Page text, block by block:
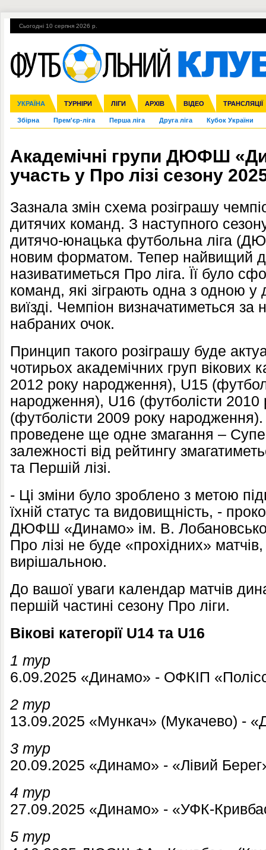
Сьогодні 10 серпня 2026 р.
УКРАЇНА ТУРНІРИ ЛІГИ АРХІВ ВІДЕО ТРАНСЛЯЦІЇ
Збірна Прем'єр-ліга Перша ліга Друга ліга Кубок України
Ліга чемпіонів Ліга Європи Міжнародні Ліга націй Ліга
Англія Іспанія Італія Німеччина Франція Інші
ЧС-2014 ЄВРО-2016 Росія Кубок конфедерацій ЧЄ-2015 (U-
Гарячі теми УПЛ, 2-й тур ВІЙНА УПЛ-ПЕРЕХОДИ
Академічні групи ДЮФШ
участь у Про лізі сезону
Зазнала змін схема розіграшу
дитячих команд. З наступного
дитячо-юнацька футбольна ліга
новим форматом. Тепер найвищий
називатиметься Про ліга. Її було
команд, які зіграють одна з одною
виїзді. Чемпіон визначатиметься за
набраних очок.
Принцип такого розіграшу буде
чотирьох академічних груп вікових
2012 року народження), U15
народження), U16 (футболісти
(футболісти 2009 року народження).
проведене ще одне змагання –
залежності від рейтингу
та Першій лізі.
- Ці зміни було зроблено з метою
їхній статус та видовищність, -
ДЮФШ «Динамо» ім. В.
Про лізі не буде «прохідних»
вирішальною.
До вашої уваги календар матчів
першій частині сезону Про ліги.
Вікові категорії U14 та U16
1 тур
6.09.2025 «Динамо» - ОФКІП
2 тур
13.09.2025 «Мункач» (Мукачево) -
3 тур
20.09.2025 «Динамо» - «Лівий
4 тур
27.09.2025 «Динамо» - «УФК-
5 тур